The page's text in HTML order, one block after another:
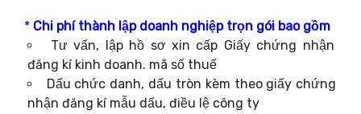
* Chi phí thành lập doanh nghiệp trọn gói bao gồm
Tư vấn, lập hồ sơ xin cấp Giấy chứng nhận
đăng kí kinh doanh. mã số thuế
Dấu chức danh, dấu tròn kèm theo giấy chứng
nhận đăng kí mẫu dấu, điều lệ công ty